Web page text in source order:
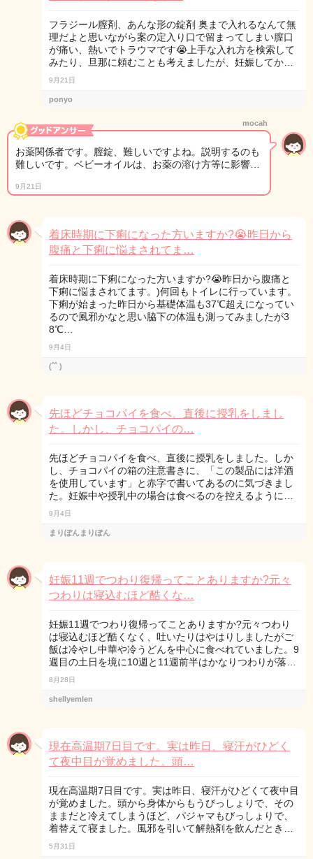
フラジール膣剤、あんな形の錠剤 奥まで入れるなんて無
理だよと思いながら案の定入り口で留まってしまい膣口
が痛い、熱いでトラウマです😭上手な入れ方を検索して
みたり、旦那に頼むことも考えましたが、妊娠してか…
9月21日
ponyo
mocah
お薬関係者です。膣錠、難しいですよね。説明するのも
難しいです。ベビーオイルは、お薬の溶け方等に影響…
9月21日
着床時期に下痢になった方いますか?😭昨日から
腹痛と下痢に悩まされてま…
着床時期に下痢になった方いますか?😭昨日から腹痛と
下痢に悩まされてます。)何回もトイレに行っています。
下痢が始まった昨日から基礎体温も37℃超えになってい
るので風邪かなと思い脇下の体温も測ってみましたが3
8℃…
9月4日
(ˆˆ )
先ほどチョコパイを食べ、直後に授乳をしまし
た。しかし、チョコパイの…
先ほどチョコパイを食べ、直後に授乳をしました。しか
し、チョコパイの箱の注意書きに、「この製品には洋酒
を使用しています」と赤字で書いてあるのに気づきまし
た。妊娠中や授乳中の場合は食べるのを控えるように…
9月4日
まりぽんまりぽん
妊娠11週でつわり復帰ってことありますか?元々
つわりは寝込むほど酷くな…
妊娠11週でつわり復帰ってことありますか?元々つわり
は寝込むほど酷くなく、吐いたりはやはりしましたがご
飯は冷やし中華や冷うどんを中心に食べれていました。9
週目の土日を境に10週と11週前半はかなりつわりが落…
8月28日
shellyemlen
現在高温期7日目です。実は昨日、寝汗がひどく
て夜中目が覚めました。頭…
現在高温期7日目です。実は昨日、寝汗がひどくて夜中目
が覚めました。頭から身体からもうびっしょりで、その
ままだと冷えてしまうほど、パジャマもびっしょりで、
着替えて寝ました。風邪を引いて解熱剤を飲んだとき…
5月31日